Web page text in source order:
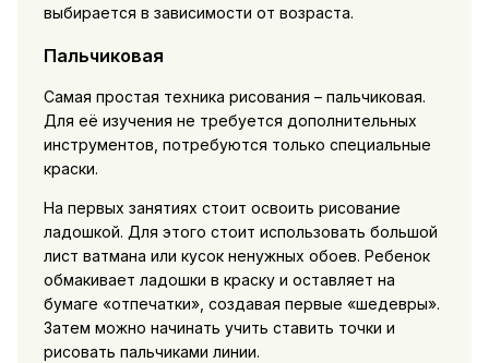
выбирается в зависимости от возраста.
Пальчиковая
Самая простая техника рисования – пальчиковая.
Для её изучения не требуется дополнительных
инструментов, потребуются только специальные
краски.
На первых занятиях стоит освоить рисование
ладошкой. Для этого стоит использовать большой
лист ватмана или кусок ненужных обоев. Ребенок
обмакивает ладошки в краску и оставляет на
бумаге «отпечатки», создавая первые «шедевры».
Затем можно начинать учить ставить точки и
рисовать пальчиками линии.